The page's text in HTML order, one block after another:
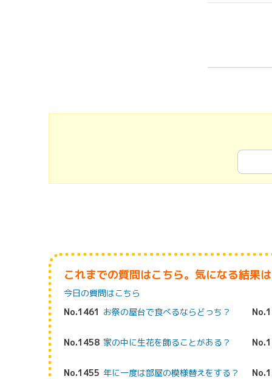
これまでの質問はこちら。気になる結果
今日の質問はこちら
No.1461 お祭の屋台で食べるならどっち？
No.1458 家の中に生花を飾ることがある？
No.1455 年に一度は部屋の模様替えをする？